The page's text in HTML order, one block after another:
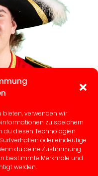
bieten, verwenden wir
zu speichern
du diesen Technologien
oder eindeutige
du deine Zustimmung
bestimmte Merkmale und
werden.